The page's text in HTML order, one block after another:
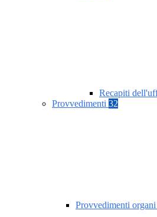
Recapiti
Provvedimenti 32
Provvedimenti